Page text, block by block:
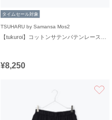
タイムセール対象
TSUHARU by Samansa Mos2
¥8,250